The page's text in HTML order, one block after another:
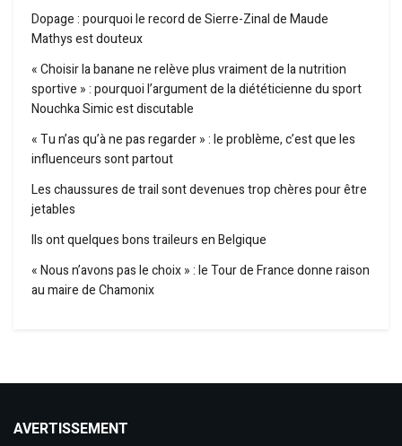
Dopage : pourquoi le record de Sierre-Zinal de Maude
Mathys est douteux
« Choisir la banane ne relève plus vraiment de la nutrition
sportive » : pourquoi l’argument de la diététicienne du sport
Nouchka Simic est discutable
« Tu n’as qu’à ne pas regarder » : le problème, c’est que les
influenceurs sont partout
Les chaussures de trail sont devenues trop chères pour être
jetables
Ils ont quelques bons traileurs en Belgique
« Nous n’avons pas le choix » : le Tour de France donne raison
au maire de Chamonix
AVERTISSEMENT